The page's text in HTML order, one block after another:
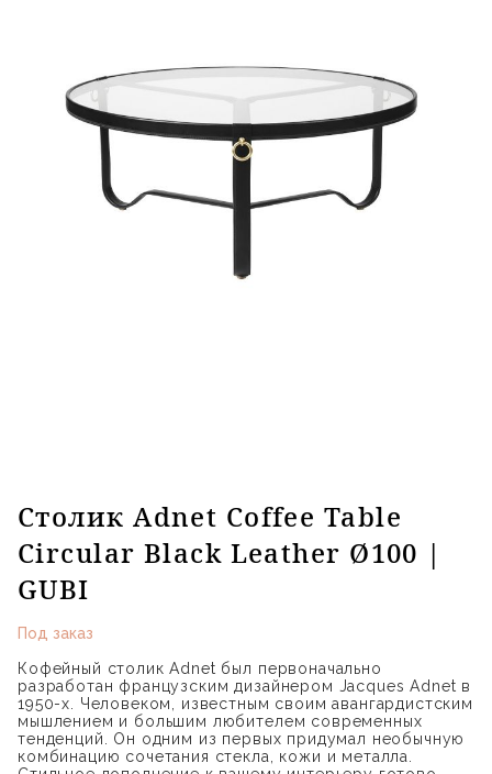
Столик Adnet Coffee Table
Circular Black Leather Ø100 |
GUBI
Под заказ
Кофейный столик Adnet был первоначально
разработан французским дизайнером Jacques Adnet в
1950-х. Человеком, известным своим авангардистским
мышлением и большим любителем современных
тенденций. Он одним из первых придумал необычную
комбинацию сочетания стекла, кожи и металла.